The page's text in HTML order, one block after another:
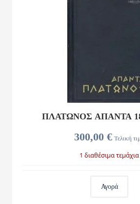
300,00 € Τελική
ΠΛΑΤΩΝΟΣ ΑΠΑΝΤΑ
1 διαθέσιμα τεμάχια
Αγορά